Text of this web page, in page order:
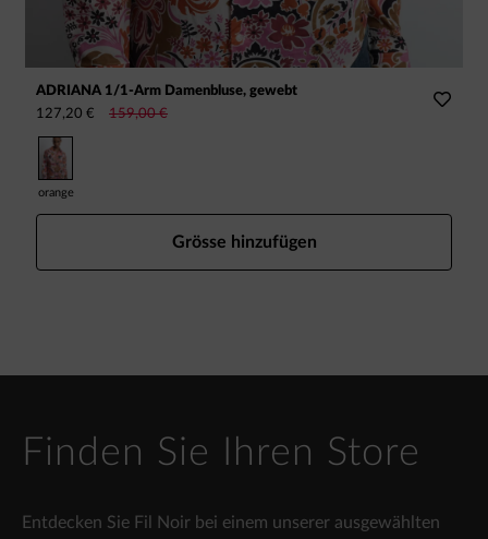
ADRIANA 1/1-Arm Damenbluse, gewebt
127,20 €
159,00 €
orange
Grösse hinzufügen
Finden Sie Ihren Store
Entdecken Sie Fil Noir bei einem unserer ausgewählten